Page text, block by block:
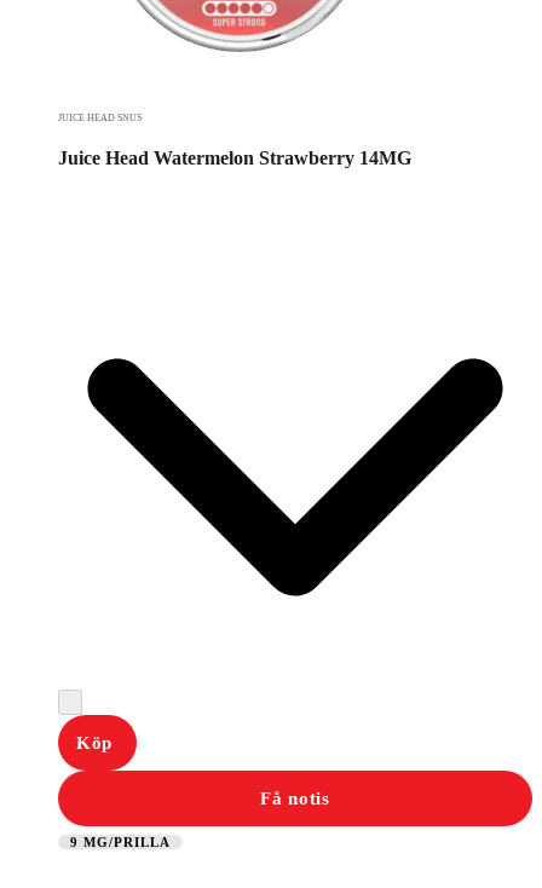
JUICE HEAD SNUS
Juice Head Watermelon Strawberry 14MG
Köp
Få notis
9 MG/PRILLA